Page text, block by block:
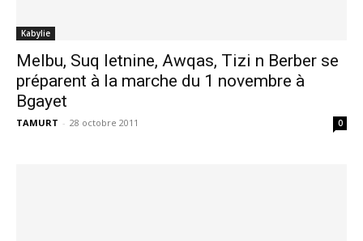
Kabylie
Melbu, Suq letnine, Awqas, Tizi n Berber se
préparent à la marche du 1 novembre à
Bgayet
TAMURT - 28 octobre 2011 0